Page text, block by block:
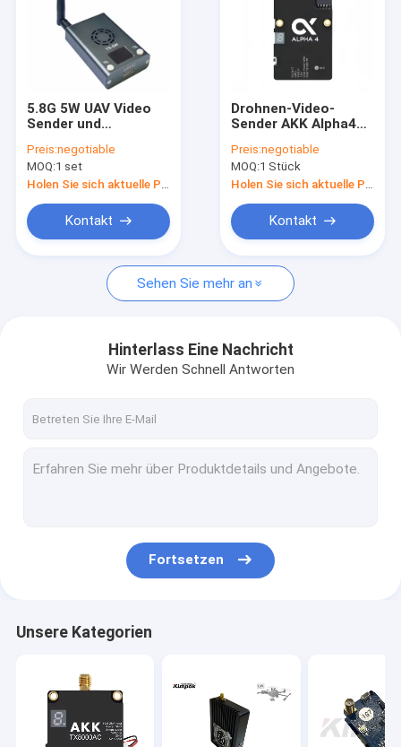
5.8G 5W UAV Video
Sender und
Audio Video
Übertragung für
Drohnen FPV VTX
Preis:negotiable
MOQ:1 set
Kontakt
Drohnen-Video-
Sender AKK Alpha4
8CH Ultra-
Langstrecken-
Videosender
Preis:negotiable
MOQ:1 Stück
Kontakt
Sehen Sie mehr an
Hinterlass Eine Nachricht
Wir Werden Schnell Antworten
Fortsetzen
Unsere Kategorien